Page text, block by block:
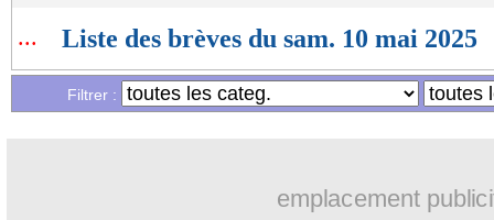
... Liste des brèves du sam. 10 mai 2025
Filtrer :
emplacement